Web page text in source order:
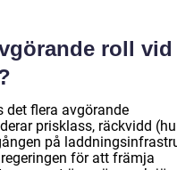
roll vid
det flera avgörande
prisklass, räckvidd
på
för att främja